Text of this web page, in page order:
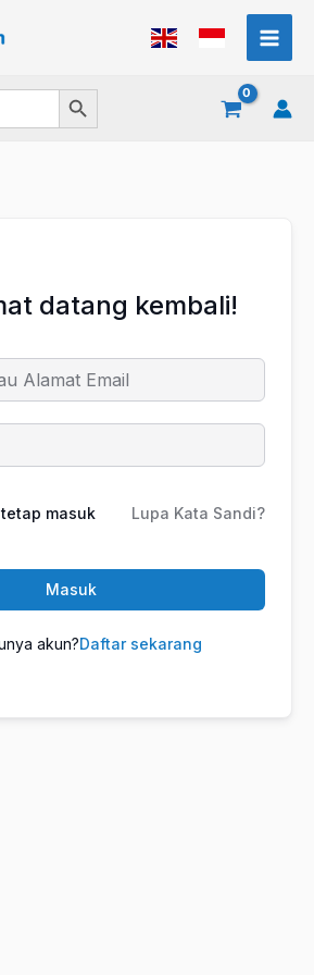
Search Button
datang kembali!
masuk Lupa Kata Sandi?
Masuk
akun?Daftar sekarang